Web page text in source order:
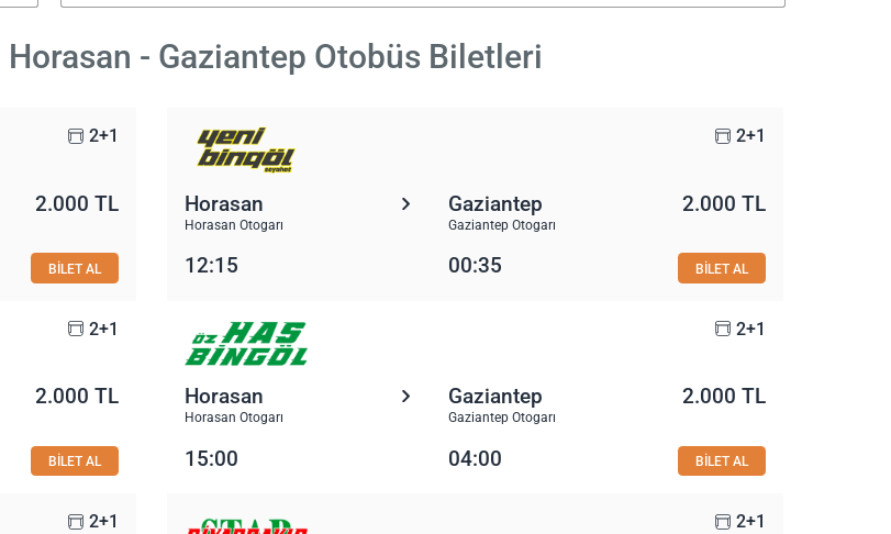
Horasan - Gaziantep Otobüs Biletleri
2+1
2.000 TL
BİLET AL
2+1
Horasan
Horasan Otogarı
Gaziantep
Gaziantep Otogarı
2.000 TL
12:15 00:35 BİLET AL
2+1
2.000 TL
BİLET AL
2+1
Horasan
Horasan Otogarı
Gaziantep
Gaziantep Otogarı
2.000 TL
15:00 04:00 BİLET AL
2+1 2+1